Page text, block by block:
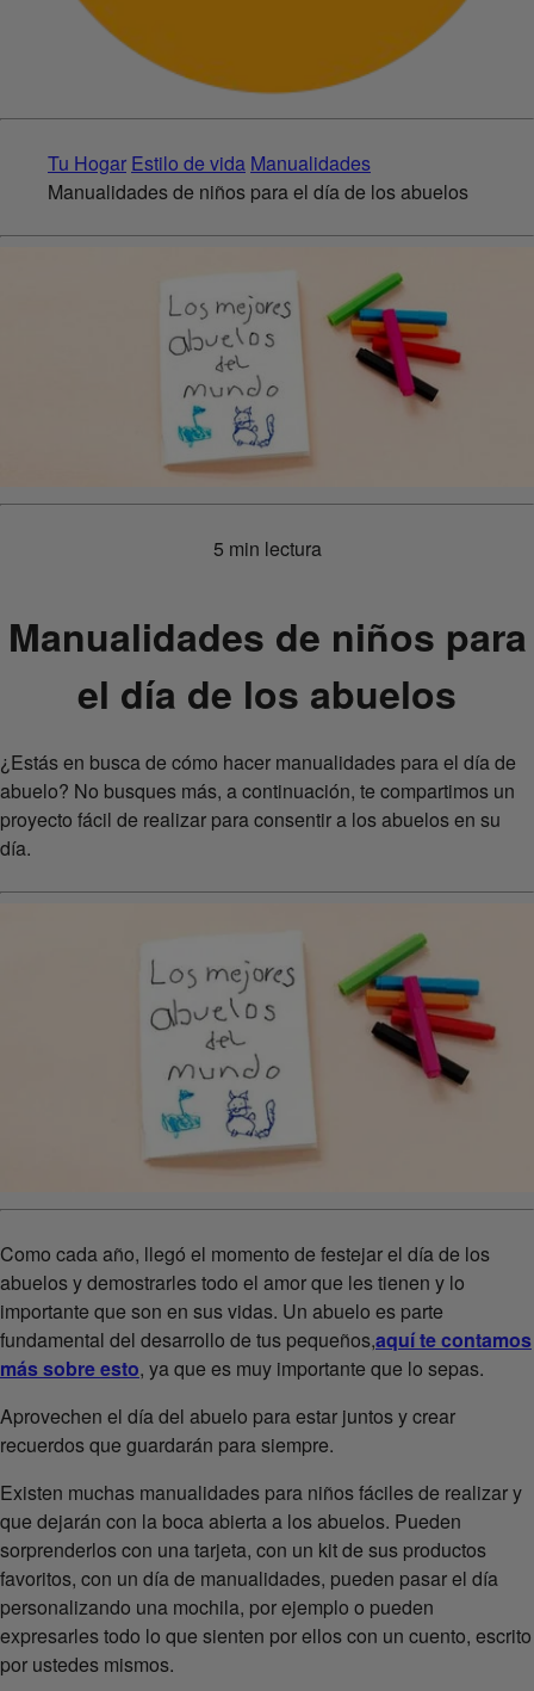
Tu Hogar Estilo de vida Manualidades
Manualidades de niños para el día de los abuelos
5 min lectura
Manualidades de niños para
el día de los abuelos
¿Estás en busca de cómo hacer manualidades para el día de
abuelo? No busques más, a continuación, te compartimos un
proyecto fácil de realizar para consentir a los abuelos en su
día.
Como cada año, llegó el momento de festejar el día de los
abuelos y demostrarles todo el amor que les tienen y lo
importante que son en sus vidas. Un abuelo es parte
fundamental del desarrollo de tus pequeños,aquí te contamos
más sobre esto, ya que es muy importante que lo sepas.
Aprovechen el día del abuelo para estar juntos y crear
recuerdos que guardarán para siempre.
Existen muchas manualidades para niños fáciles de realizar y
que dejarán con la boca abierta a los abuelos. Pueden
sorprenderlos con una tarjeta, con un kit de sus productos
favoritos, con un día de manualidades, pueden pasar el día
personalizando una mochila, por ejemplo o pueden
expresarles todo lo que sienten por ellos con un cuento, escrito
por ustedes mismos.